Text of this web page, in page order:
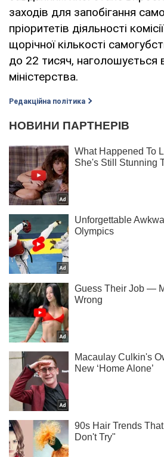
заходів для запобігання
пріоритетів діяльності
щорічної кількості
до 22 тисяч, наголошується в
міністерства.
Редакційна політика